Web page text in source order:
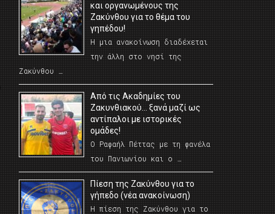
και οργανωμένους της
Ζακύνθου για το θέμα του
γηπέδου!
Η μια ανακοίνωση διαδέχεται
την άλλη στο νησί της
Ζακύνθου …
Από τις Ακαδημίες του
Ζακυνθιακού… ξανά μαζί ως
αντίπαλοι με ιστορικές
ομάδες!
Ο Ραφαήλ Πέττας με τη φανέλα
του Πανιωνίου και ο …
Πίεση της Ζακύνθου για το
γήπεδο (νέα ανακοίνωση)
Η πίεση της Ζακύνθου για το